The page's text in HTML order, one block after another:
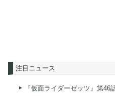
注目ニュース
『仮面ライダーゼッツ』第